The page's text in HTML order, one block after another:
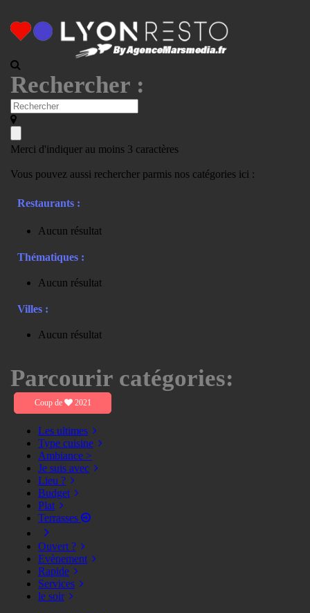
Rechercher :
Merci d'indiquer au moins 3 caractères
Vous pouvez aussi rechercher parmis nos catégories ici :
Restaurants :
Aucun résultat
Thématiques :
Aucun résultat
Villes :
Aucun résultat
Parcourir catégories:
Coup de 2021
Les ultimes
Type cuisine
Ambiance >
Je suis avec
Lieu ?
Budget
Plat
Terrasses
Ouvert ?
Evènement
Rapide
Services
le soir